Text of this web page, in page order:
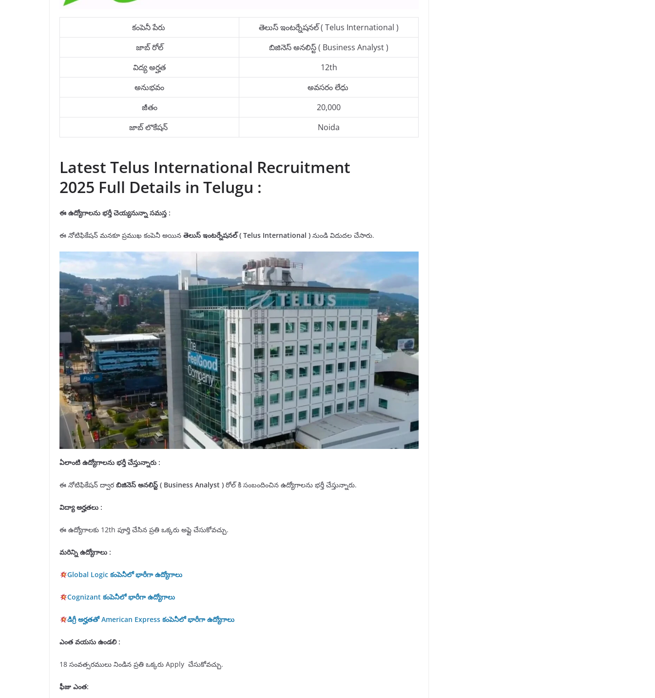
కంపెనీ పేరు
తెలుస్ ఇంటర్నేషనల్ ( Telus International )
జాబ్ రోల్
బిజినెస్ అనలిస్ట్ ( Business Analyst )
విద్య అర్హత
12th
అనుభవం
అవసరం లేధు
జీతం
20,000
జాబ్ లొకేషన్
Noida
Latest Telus International Recruitment
2025 Full Details in Telugu :
ఈ ఉద్యోగాలను భర్తీచెయ్యనున్నా సమస్త :
ఈ నోటిఫికేషన్ మనకూ ప్రముఖ కంపెనీ అయిన తెలుస్ ఇంటర్నేషనల్ ( Telus International ) నుండి విదుదల చేసారు.
ఏలాంటి ఉద్యోగాలను భర్తీచేస్తున్నారు :
ఈ నోటిఫికేషన్ ద్వారబిజినెస్ అనలిస్ట్ ( Business Analyst ) రోల్ కి సంబందించిన ఉద్యోగాలను భర్తీ చేస్తున్నారు.
విద్యా అర్హతలు :
ఈ ఉద్యోగాలకు 12th పూర్తి చేసిన ప్రతి ఒక్కరు అప్లై చేసుకోవచ్చు.
మరిన్ని ఉద్యోగాలు :
Global Logic కంపెనీలో భారీగా ఉద్యోగాలు
Cognizant కంపెనీలో భారీగా ఉద్యోగాలు
డిగ్రీ అర్హతతో American Express కంపెనీలో భారీగా ఉద్యోగాలు
ఎంత వయసు ఉండలి :
18 సంవత్సరములు నిండిన ప్రతి ఒక్కరు Apply చేసుకోవచ్చు.
ఫీజు ఎంత: